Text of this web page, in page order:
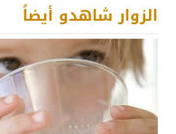
الزوار شاهدو أيضاً